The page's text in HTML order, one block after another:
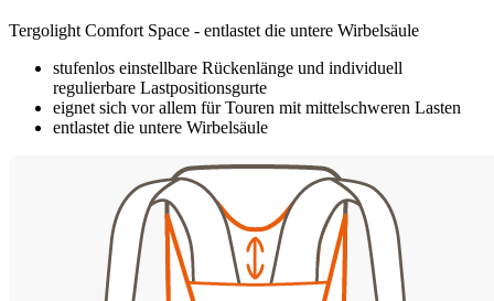
Tergolight Comfort Space - entlastet die untere Wirbelsäule
stufenlos einstellbare Rückenlänge und individuell
regulierbare Lastpositionsgurte
eignet sich vor allem für Touren mit mittelschweren Lasten
entlastet die untere Wirbelsäule